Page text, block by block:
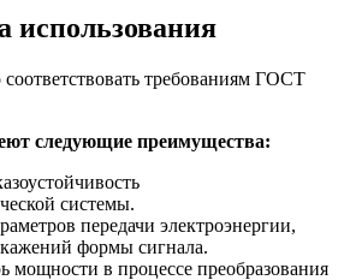
использования
требованиям ГОСТ
следующие преимущества:
системы.
передачи электроэнергии,
формы сигнала.
мощности в процессе преобразования